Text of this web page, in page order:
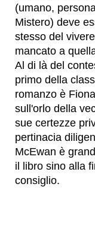
(umano,
Mistero) deve
stesso del
mancato a
Al di là del
primo della
romanzo è
sull'orlo della
sue certezze
pertinacia
McEwan è
il libro sino alla
consiglio.